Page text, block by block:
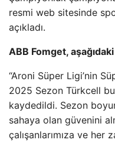
resmi web sitesinde
açıkladı.
ABB Fomget,
“Aroni Süper Ligi’nin
2025 Sezon Türkcell
kaydedildi. Sezon
sahaya olan güvenini
çalışanlarımıza ve